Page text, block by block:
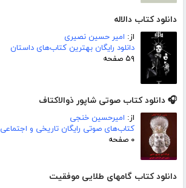
دانلود کتاب دالاله
از: امیر حسین نصیری
دانلود رایگان بهترین کتاب‌های داستان
۵۹ صفحه
🎧 دانلود کتاب صوتی شاپور ذوالاکتاف
از: امیرحسین خنجی
کتاب‌های صوتی رایگان تاریخی و اجتماعی
۰ صفحه
دانلود کتاب گامهای طلایی موفقیت